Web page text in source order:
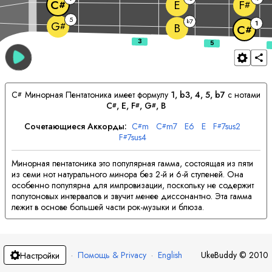
G# 5
B b7
C# 1
C# E F#
C# Минорная Пентатоника имеет формулу 1, b3, 4, 5, b7с нотами
C#, E, F#, G#, B
Сочетающиеся Аккорды: C#m C#m7 E6 E F#7sus2
F#7sus4
Минорная пентатоника это популярная гамма, состоящая из пяти
из семи нот натурального минора без 2-й и 6-й ступеней. Она
особенно популярна для импровизации, поскольку не содержит
полутоновых интервалов и звучит менее диссонантно. Эта гамма
лежит в основе большей части рок-музыки и блюза.
Настройки · Помощь & Privacy · English UkeBuddy © 2010